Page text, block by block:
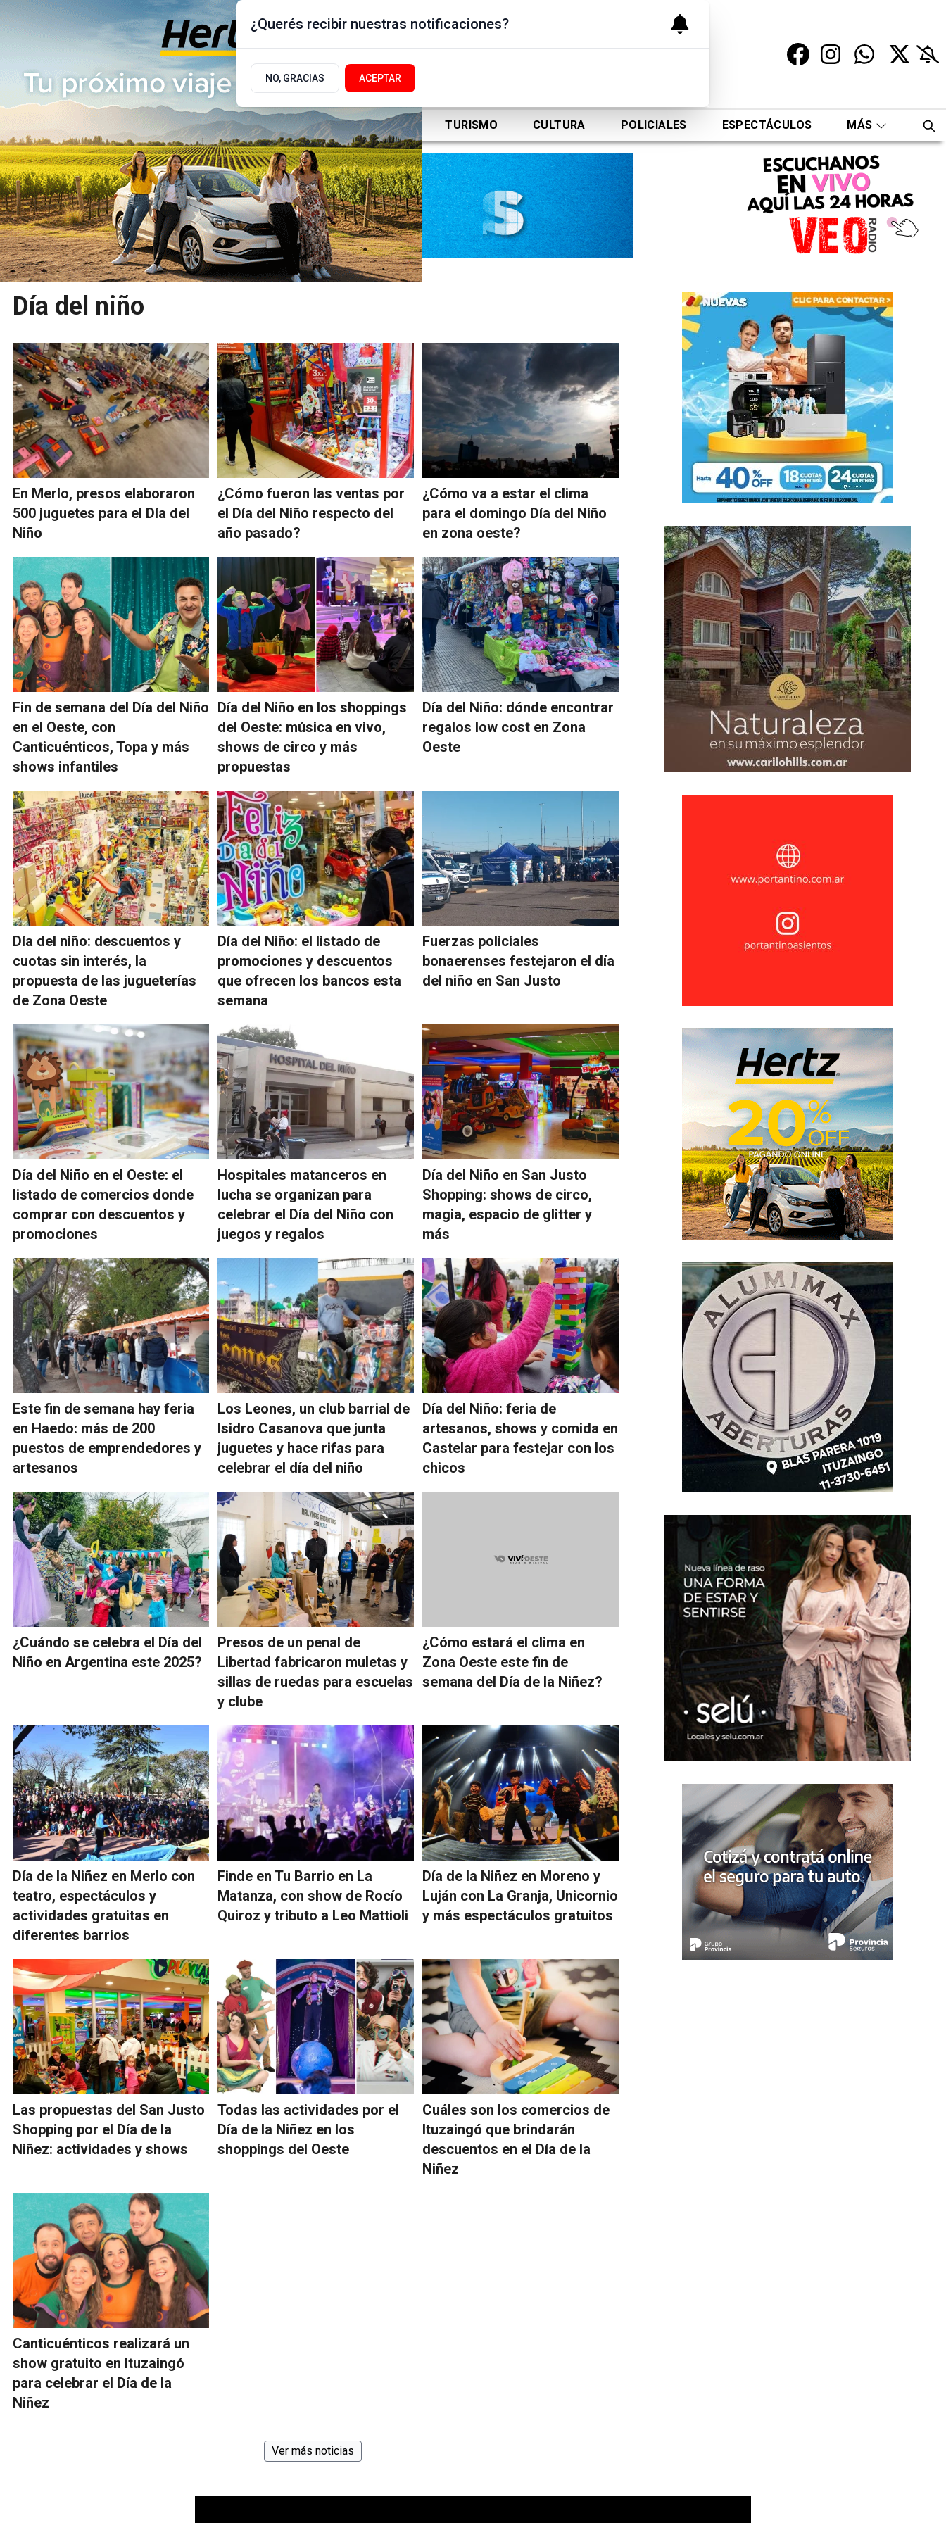
Sábado 8 de Agosto
de 2026
17.9ºc | Buenos Aires, AR
ACTUALIDAD POLÍTICA DEPORTES TURISMO CULTURA POLICIALES ESPECTÁCULOS MÁS
Día del niño
En Merlo, presos elaboraron
500 juguetes para el Día del
Niño
¿Cómo fueron las ventas por
el Día del Niño respecto del
año pasado?
¿Cómo va a estar el clima
para el domingo Día del Niño
en zona oeste?
Fin de semana del Día del Niño
en el Oeste, con
Canticuénticos, Topa y más
shows infantiles
Día del Niño en los shoppings
del Oeste: música en vivo,
shows de circo y más
propuestas
Día del Niño: dónde encontrar
regalos low cost en Zona
Oeste
Día del niño: descuentos y
cuotas sin interés, la
propuesta de las jugueterías
de Zona Oeste
Día del Niño: el listado de
promociones y descuentos
que ofrecen los bancos esta
semana
Fuerzas policiales
bonaerenses festejaron el día
del niño en San Justo
Día del Niño en el Oeste: el
listado de comercios donde
comprar con descuentos y
promociones
Hospitales matanceros en
lucha se organizan para
celebrar el Día del Niño con
juegos y regalos
Día del Niño en San Justo
Shopping: shows de circo,
magia, espacio de glitter y
más
Este fin de semana hay feria
en Haedo: más de 200
puestos de emprendedores y
artesanos
Los Leones, un club barrial de
Isidro Casanova que junta
juguetes y hace rifas para
celebrar el día del niño
Día del Niño: feria de
artesanos, shows y comida en
Castelar para festejar con los
chicos
¿Cuándo se celebra el Día del
Niño en Argentina este 2025?
Presos de un penal de
Libertad fabricaron muletas y
sillas de ruedas para escuelas
y clube
¿Cómo estará el clima en
Zona Oeste este fin de
semana del Día de la Niñez?
Día de la Niñez en Merlo con
teatro, espectáculos y
actividades gratuitas en
diferentes barrios
Finde en Tu Barrio en La
Matanza, con show de Rocío
Quiroz y tributo a Leo Mattioli
Día de la Niñez en Moreno y
Luján con La Granja, Unicornio
y más espectáculos gratuitos
Las propuestas del San Justo
Shopping por el Día de la
Niñez: actividades y shows
Todas las actividades por el
Día de la Niñez en los
shoppings del Oeste
Cuáles son los comercios de
Ituzaingó que brindarán
descuentos en el Día de la
Niñez
Canticuénticos realizará un
show gratuito en Ituzaingó
para celebrar el Día de la
Niñez
Ver más noticias
¿Querés recibir nuestras notificaciones?
NO, GRACIAS ACEPTAR